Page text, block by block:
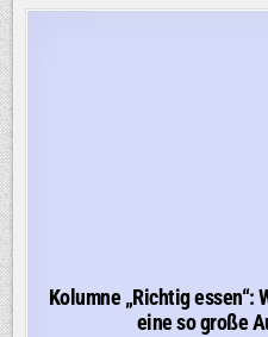
Kolumne „Richtig essen“:
eine so große